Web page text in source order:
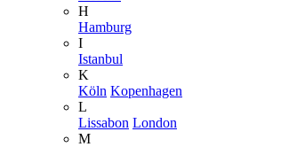
H
Hamburg
I
Istanbul
K
Köln Kopenhagen
L
Lissabon London
M